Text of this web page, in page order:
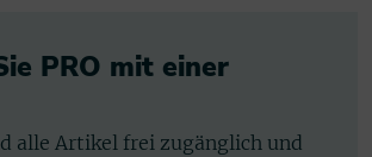
PRO mit einer
alle Artikel frei zugänglich und